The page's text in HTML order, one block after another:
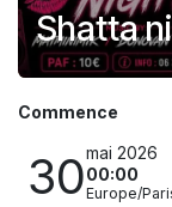
Shatta
Commence
30mai 2026
00:00
Europe/